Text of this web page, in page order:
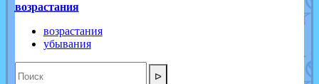
возрастания
возрастания
убывания
ᐅ